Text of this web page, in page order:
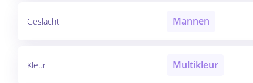
Geslacht Mannen
Kleur Multikleur